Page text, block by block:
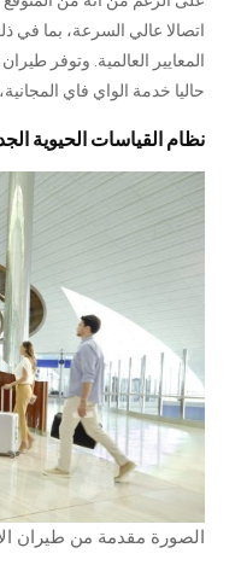
اتصالا عالي السرعة، بما في
المعايير العالمية. وتوفر
حاليا خدمة الواي فاي
نظام القياسات الحيوية
الصورة مقدمة من طيران